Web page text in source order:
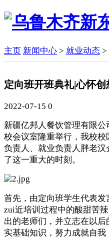
主页 新闻中心 > 就业动态 >
定向班开班典礼|心怀
2022-07-15 0
新疆亿邦人餐饮管理有限公
校会议室隆重举行，我校校
负责人、 就业负责人 胖老汉
了这一重大的时刻。
首先，由定向班学生代表
zui近培训过程中的酸甜苦
出的老师们，并立志在以
实基础知识，努力成就自我